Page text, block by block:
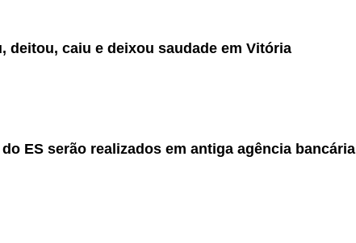
deitou, caiu e deixou saudade em Vitória
ES serão realizados em antiga agência bancária